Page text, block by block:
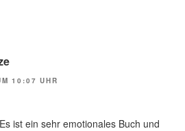
10:07 UHR
ist ein sehr emotionales Buch und